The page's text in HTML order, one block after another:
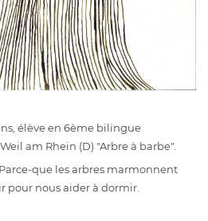
élève en 6ème bilingue
am Rhein (D) "Arbre à barbe".
que les arbres marmonnent
pour nous aider à dormir.